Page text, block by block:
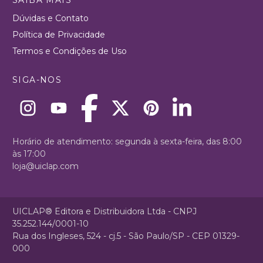
Dúvidas e Contato
Política de Privacidade
Termos e Condições de Uso
SIGA-NOS
Horário de atendimento: segunda à sexta-feira, das 8:00
às 17:00
loja@uiclap.com
UICLAP® Editora e Distribuidora Ltda - CNPJ
35.252.144/0001-10
Rua dos Ingleses, 524 - cj.5 - São Paulo/SP - CEP 01329-
000